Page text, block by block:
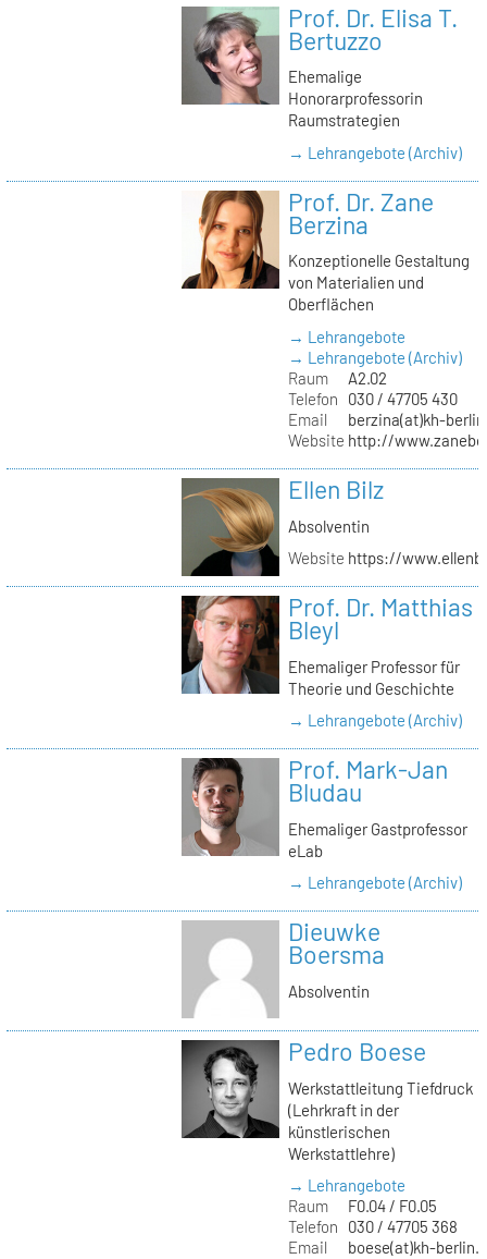
Prof. Dr. Elisa T.
Bertuzzo
Ehemalige
Honorarprofessorin
Raumstrategien
→ Lehrangebote (Archiv)
Prof. Dr. Zane
Berzina
Konzeptionelle Gestaltung
von Materialien und
Oberflächen
→ Lehrangebote
→ Lehrangebote (Archiv)
Raum
A2.02
Telefon
030 / 47705 430
Email
berzina(at)kh-
Website http://
Ellen Bilz
Absolventin
Website https://
Prof. Dr. Matthias
Bleyl
Ehemaliger Professor für
Theorie und Geschichte
→ Lehrangebote (Archiv)
Prof. Mark-Jan
Bludau
Ehemaliger Gastprofessor
eLab
→ Lehrangebote (Archiv)
Dieuwke
Boersma
Absolventin
Pedro Boese
Werkstattleitung Tiefdruck
(Lehrkraft in der
künstlerischen
Werkstattlehre)
→ Lehrangebote
Raum
F0.04 / F0.05
Telefon
030 / 47705 368
Email
boese(at)kh-